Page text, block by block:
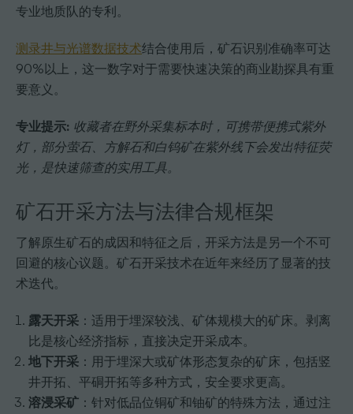
专业地质队的专利。
测录井与光谱数据技术结合使用后，矿石识别准确率可达
90%以上，这一数字对于需要快速决策的商业勘探具有重
要意义。
专业提示: 收藏者在野外采集标本时，可携带便携式紫外
灯，部分萤石、方解石和白钨矿在紫外线下会发出特征荧
光，是快速筛查的实用工具。
矿石开采方法与法律合规框架
了解原生矿石的成因和特征之后，开采方法是另一个不可
回避的核心议题。矿石开采技术在近年来经历了显著的技
术迭代。
露天开采 ：适用于埋深较浅、矿体规模大的矿床。剥离
比是核心经济指标，直接决定开采成本。
地下开采 ：用于埋深大或矿体形态复杂的矿床，包括竖
井开拓、平硐开拓等多种方式，安全要求更高。
溶浸采矿 ：针对低品位铜矿和铀矿的特殊方法，通过注